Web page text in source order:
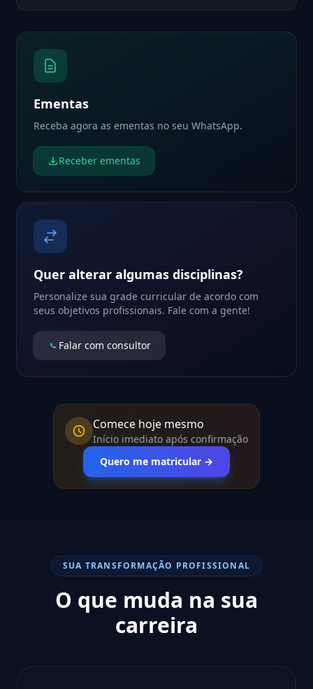
Ementas
Receba agora as ementas no seu WhatsApp.
Receber ementas
Quer alterar algumas disciplinas?
Personalize sua grade curricular de acordo com
seus objetivos profissionais. Fale com a gente!
Falar com consultor
Comece hoje mesmo
Início imediato após confirmação
Quero me matricular →
SUA TRANSFORMAÇÃO PROFISSIONAL
O que muda na sua
carreira